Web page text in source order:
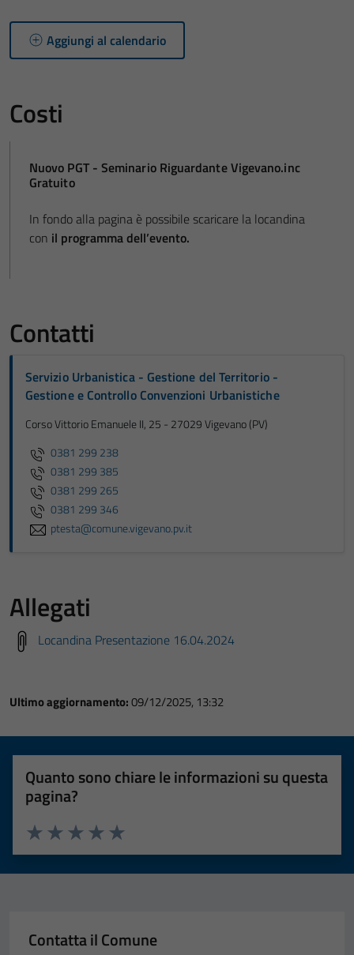
Aggiungi al calendario
Costi
Nuovo PGT - Seminario Riguardante Vigevano.inc
Gratuito
In fondo alla pagina è possibile scaricare la locandina
con il programma dell’evento.
Contatti
Servizio Urbanistica - Gestione del Territorio -
Gestione e Controllo Convenzioni Urbanistiche
Corso Vittorio Emanuele II, 25 - 27029 Vigevano (PV)
0381 299 238
0381 299 385
0381 299 265
0381 299 346
ptesta@comune.vigevano.pv.it
Allegati
Locandina Presentazione 16.04.2024
Ultimo aggiornamento:09/12/2025, 13:32
Quanto sono chiare le informazioni su questa
pagina?
Valuta 5 stelle su 5
Valuta 4 stelle su 5
Valuta 3 stelle su 5
Valuta 2 stelle su 5
Valuta 1 stelle su 5
Contatta il Comune